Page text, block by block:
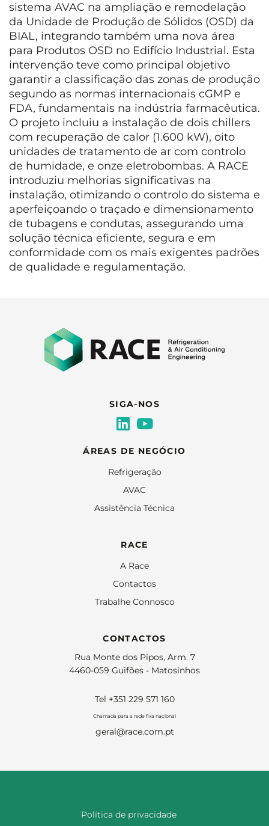
sistema AVAC na ampliação e remodelação
da Unidade de Produção de Sólidos (OSD) da
BIAL, integrando também uma nova área
para Produtos OSD no Edifício Industrial. Esta
intervenção teve como principal objetivo
garantir a classificação das zonas de produção
segundo as normas internacionais cGMP e
FDA, fundamentais na indústria farmacêutica.
O projeto incluiu a instalação de dois chillers
com recuperação de calor (1.600 kW), oito
unidades de tratamento de ar com controlo
de humidade, e onze eletrobombas. A RACE
introduziu melhorias significativas na
instalação, otimizando o controlo do sistema e
aperfeiçoando o traçado e dimensionamento
de tubagens e condutas, assegurando uma
solução técnica eficiente, segura e em
conformidade com os mais exigentes padrões
de qualidade e regulamentação.
SIGA-NOS
ÁREAS DE NEGÓCIO
Refrigeração
AVAC
Assistência Técnica
RACE
A Race
Contactos
Trabalhe Connosco
CONTACTOS
Rua Monte dos Pipos, Arm. 7
4460-059 Guifões - Matosinhos
Tel +351 229 571 160
Chamada para a rede fixa nacional
geral@race.com.pt
Política de privacidade